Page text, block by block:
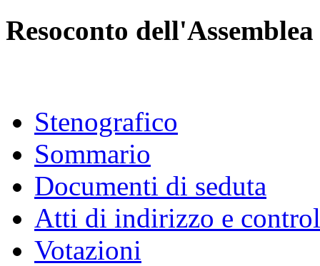
Resoconto dell'Assemblea
Stenografico
Sommario
Documenti di seduta
Atti di indirizzo e
Votazioni